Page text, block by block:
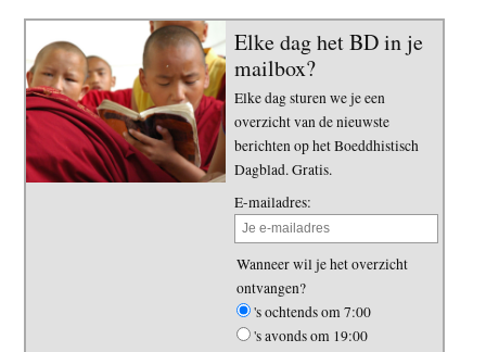
Elke dag het BD in je
mailbox?
Elke dag sturen we je een
overzicht van de nieuwste
berichten op het Boeddhistisch
Dagblad. Gratis.
E-mailadres:
Wanneer wil je het overzicht
ontvangen?
's ochtends om 7:00
's avonds om 19:00